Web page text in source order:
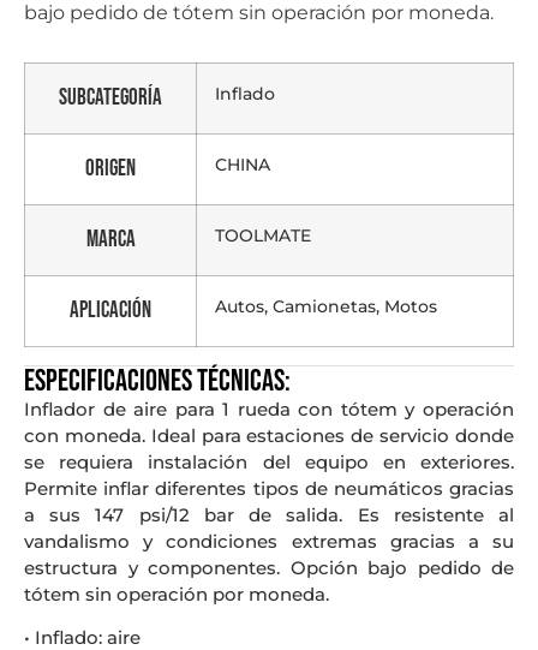
bajo pedido de tótem sin operación por moneda.
Subcategoría Inflado
Origen CHINA
Marca TOOLMATE
Aplicación Autos, Camionetas, Motos
Especificaciones técnicas:
Inflador de aire para 1 rueda con tótem y operación
con moneda. Ideal para estaciones de servicio donde
se requiera instalación del equipo en exteriores.
Permite inflar diferentes tipos de neumáticos gracias
a sus 147 psi/12 bar de salida. Es resistente al
vandalismo y condiciones extremas gracias a su
estructura y componentes. Opción bajo pedido de
tótem sin operación por moneda.
• Inflado: aire